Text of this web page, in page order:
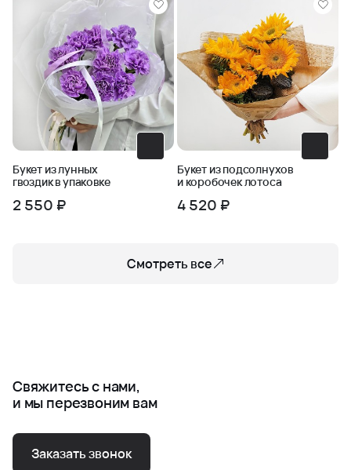
Букет из лунных
гвоздик в упаковке
2 550 ₽
Букет из подсолнухов
и коробочек лотоса
4 520 ₽
Смотреть все
Свяжитесь с нами,
и мы перезвоним вам
Заказать звонок